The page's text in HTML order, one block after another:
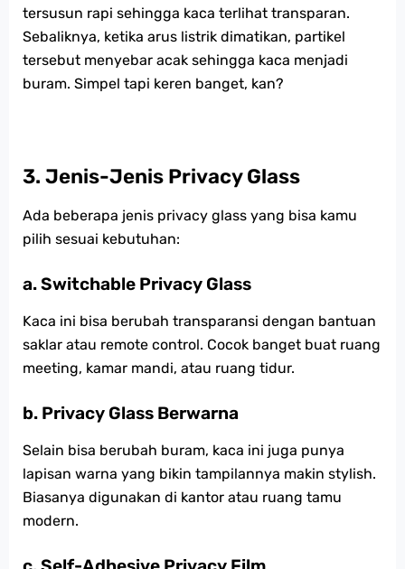
tersusun rapi sehingga kaca terlihat transparan.
Sebaliknya, ketika arus listrik dimatikan, partikel
tersebut menyebar acak sehingga kaca menjadi
buram. Simpel tapi keren banget, kan?
3. Jenis-Jenis Privacy Glass
Ada beberapa jenis privacy glass yang bisa kamu
pilih sesuai kebutuhan:
a. Switchable Privacy Glass
Kaca ini bisa berubah transparansi dengan bantuan
saklar atau remote control. Cocok banget buat ruang
meeting, kamar mandi, atau ruang tidur.
b. Privacy Glass Berwarna
Selain bisa berubah buram, kaca ini juga punya
lapisan warna yang bikin tampilannya makin stylish.
Biasanya digunakan di kantor atau ruang tamu
modern.